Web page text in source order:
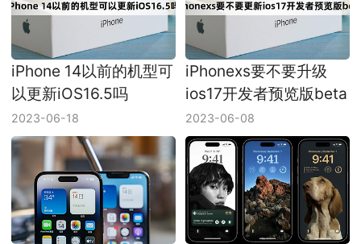
iPhone 14以前的机型可
以更新iOS16.5吗
2023-06-18
iPhonexs要不要升级
ios17开发者预览版beta
2023-06-08